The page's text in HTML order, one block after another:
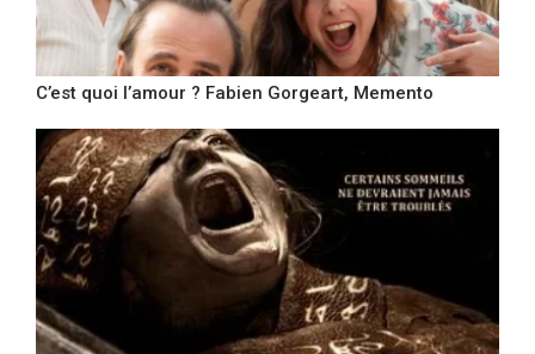
C’est quoi l’amour ? Fabien Gorgeart, Memento